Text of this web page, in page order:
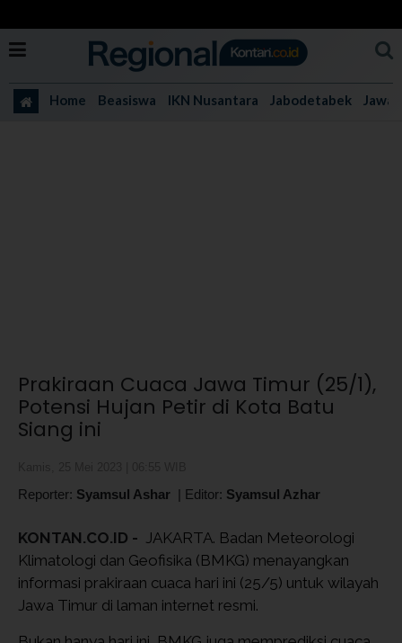
Home Beasiswa IKN Nusantara Jabodetabek Jawa
Prakiraan Cuaca Jawa Timur (25/1),
Potensi Hujan Petir di Kota Batu
Siang ini
Reporter: Syamsul Ashar | Editor: Syamsul Azhar
KONTAN.CO.ID - JAKARTA. Badan Meteorologi
Klimatologi dan Geofisika (BMKG) menayangkan
informasi prakiraan cuaca hari ini (25/5) untuk wilayah
Jawa Timur di laman internet resmi.